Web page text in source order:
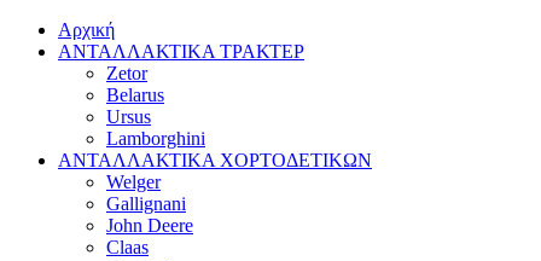
Αρχική
ΑΝΤΑΛΛΑΚΤΙΚΑ ΤΡΑΚΤΕΡ
Zetor
Belarus
Ursus
Lamborghini
ΑΝΤΑΛΛΑΚΤΙΚΑ ΧΟΡΤΟΔΕΤΙΚΩΝ
Welger
Gallignani
John Deere
Claas